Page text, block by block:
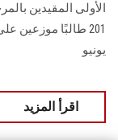
الأولى المقيدين
يونيو
اقرأ المزيد